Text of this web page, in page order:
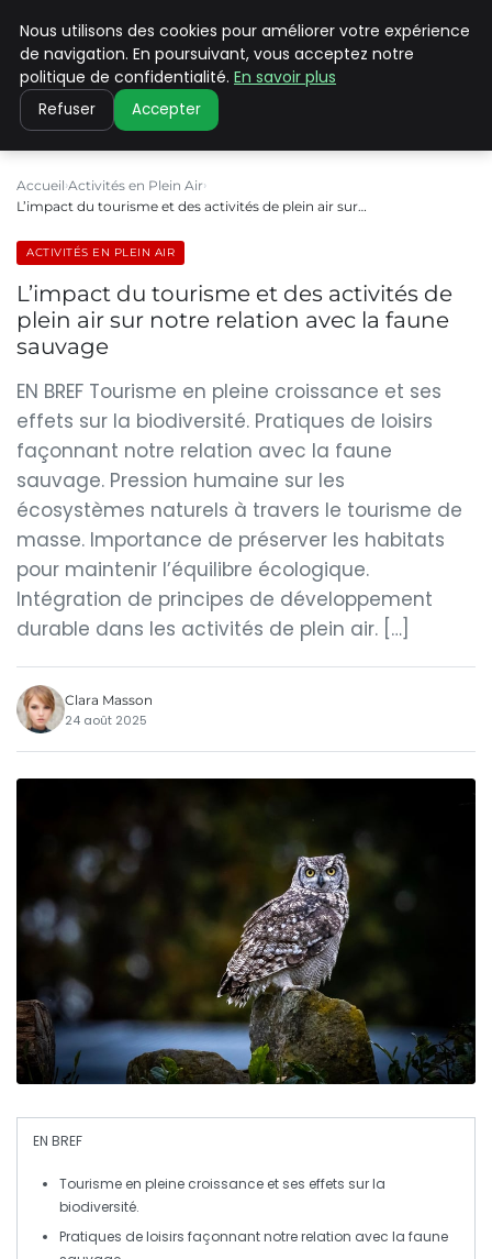
PILAT PATRIMOINES
Accueil Activités en Plein Air
L’impact du tourisme et des activités de plein air sur…
ACTIVITÉS EN PLEIN AIR
L’impact du tourisme et des activités de
plein air sur notre relation avec la faune
sauvage
EN BREF Tourisme en pleine croissance et ses
effets sur la biodiversité. Pratiques de loisirs
façonnant notre relation avec la faune
sauvage. Pression humaine sur les
écosystèmes naturels à travers le tourisme de
masse. Importance de préserver les habitats
pour maintenir l’équilibre écologique.
Intégration de principes de développement
durable dans les activités de plein air. […]
Clara Masson
24 août 2025
EN BREF
Tourisme en pleine croissance et ses effets sur la
biodiversité.
Pratiques de loisirs façonnant notrerelation avec la faune
Nous utilisons des cookies pour améliorer votre expérience
de navigation. En poursuivant, vous acceptez notre
politique de confidentialité. En savoir plus
Refuser Accepter